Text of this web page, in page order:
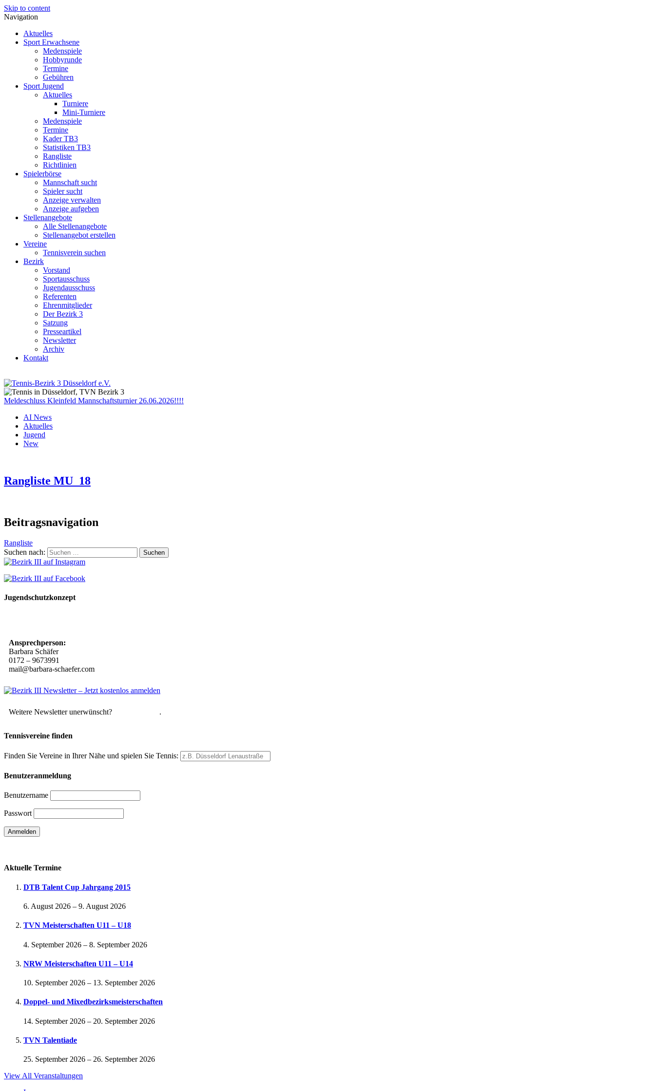
Skip to content
Navigation
Aktuelles
Sport Erwachsene
Medenspiele
Hobbyrunde
Termine
Gebühren
Sport Jugend
Aktuelles
Turniere
Mini-Turniere
Medenspiele
Termine
Kader TB3
Statistiken TB3
Rangliste
Richtlinien
Spielerbörse
Mannschaft sucht
Spieler sucht
Anzeige verwalten
Anzeige aufgeben
Stellenangebote
Alle Stellenangebote
Stellenangebot erstellen
Vereine
Tennisverein suchen
Bezirk
Vorstand
Sportausschuss
Jugendausschuss
Referenten
Ehrenmitglieder
Der Bezirk 3
Satzung
Presseartikel
Newsletter
Archiv
Kontakt
Meldeschluss Kleinfeld Mannschaftsturnier 26.06.2026!!!!
AI News
Aktuelles
Jugend
New
Rangliste MU_18
Beitragsnavigation
Rangliste
Suchen nach:
Jugendschutzkonzept
Ansprechperson:
Barbara Schäfer
0172 – 9673991
mail@barbara-schaefer.com
Weitere Newsletter unerwünscht? .
Tennisvereine finden
Finden Sie Vereine in Ihrer Nähe und spielen Sie Tennis:
Benutzeranmeldung
Benutzername
Passwort
Aktuelle Termine
DTB Talent Cup Jahrgang 2015
6. August 2026 – 9. August 2026
TVN Meisterschaften U11 – U18
4. September 2026 – 8. September 2026
NRW Meisterschaften U11 – U14
10. September 2026 – 13. September 2026
Doppel- und Mixedbezirksmeisterschaften
14. September 2026 – 20. September 2026
TVN Talentiade
25. September 2026 – 26. September 2026
View All Veranstaltungen